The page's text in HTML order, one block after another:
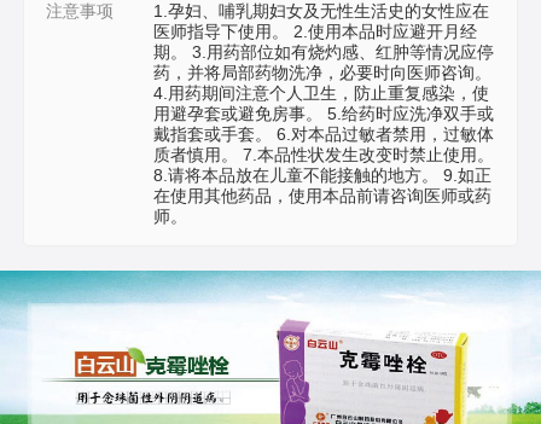
注意事项
1.孕妇、哺乳期妇女及无性生活史的女性应在
医师指导下使用。 2.使用本品时应避开月经
期。 3.用药部位如有烧灼感、红肿等情况应停
药，并将局部药物洗净，必要时向医师咨询。
4.用药期间注意个人卫生，防止重复感染，使
用避孕套或避免房事。 5.给药时应洗净双手或
戴指套或手套。 6.对本品过敏者禁用，过敏体
质者慎用。 7.本品性状发生改变时禁止使用。
8.请将本品放在儿童不能接触的地方。 9.如正
在使用其他药品，使用本品前请咨询医师或药
师。